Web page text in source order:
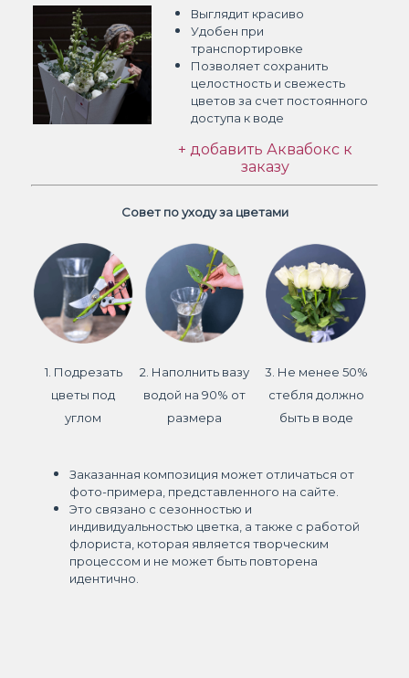
Выглядит красиво
Удобен при
транспортировке
Позволяет сохранить
целостность и свежесть
цветов за счет постоянного
доступа к воде
+ добавить Аквабокс к
заказу
Совет по уходу за цветами
1. Подрезать
цветы под
углом
2. Наполнить вазу
водой на 90% от
размера
3. Не менее 50%
стебля должно
быть в воде
Заказанная композиция может отличаться от
фото-примера, представленного на сайте.
Это связано с сезонностью и
индивидуальностью цветка, а также с работой
флориста, которая является творческим
процессом и не может быть повторена
идентично.